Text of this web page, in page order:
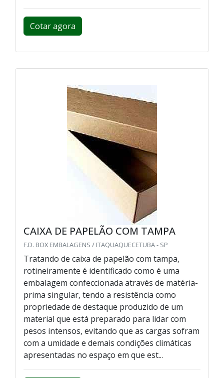
Cotar agora
CAIXA DE PAPELÃO COM TAMPA
F.D. BOX EMBALAGENS / ITAQUAQUECETUBA - SP
Tratando de caixa de papelão com tampa,
rotineiramente é identificado como é uma
embalagem confeccionada através de matéria-
prima singular, tendo a resistência como
propriedade de destaque produzido de um
material que está preparado para lidar com
pesos intensos, evitando que as cargas sofram
com a umidade e demais condições climáticas
apresentadas no espaço em que est...